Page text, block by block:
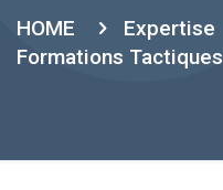
HOME
Expertise
Formations Tactiques